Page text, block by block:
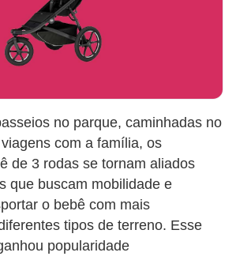
no parque, caminhadas no
com a família, os
de 3 rodas se tornam aliados
que buscam mobilidade e
o bebê com mais
tipos de terreno. Esse
popularidade